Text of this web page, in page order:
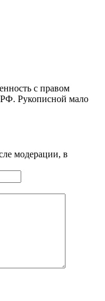
с правом
РФ. Рукописной мало
модерации, в